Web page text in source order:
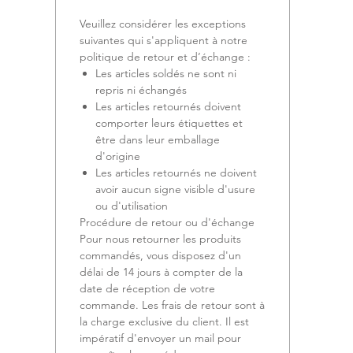
Veuillez considérer les exceptions
suivantes qui s'appliquent à notre
politique de retour et d’échange :
Les articles soldés ne sont ni
repris ni échangés
Les articles retournés doivent
comporter leurs étiquettes et
être dans leur emballage
d'origine
Les articles retournés ne doivent
avoir aucun signe visible d'usure
ou d'utilisation
Procédure de retour ou d'échange
Pour nous retourner les produits
commandés, vous disposez d'un
délai de 14 jours à compter de la
date de réception de votre
commande. Les frais de retour sont à
la charge exclusive du client. Il est
impératif d'envoyer un mail pour